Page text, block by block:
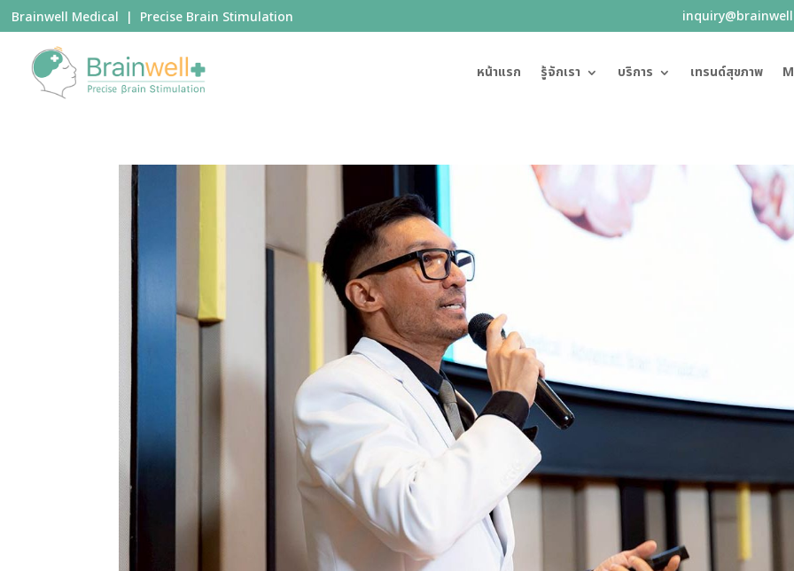
Brainwell Medical | Precise Brain Stimulation
หน้าแรก รู้จักเรา บริการ เทรนด์สุขภาพ